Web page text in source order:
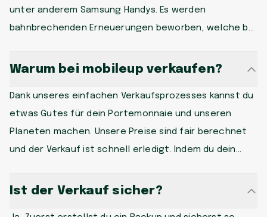
unter anderem Samsung Handys. Es werden
bahnbrechenden Erneuerungen beworben, welche bei
Obwohl oft noch voll funktionsfähig, wird auf das
Handy verstaubt im Schrank. mobileup biet dir eine
Chance, dies zu vermeiden, indem wir dein
gebrauchtes Handy für einen exklusiven Preis
ankaufen. Wähle jetzt die ressourcensparende und
unterstütze mit deiner Entscheidung den
Warum bei mobileup verkaufen?
Dank unseres einfachen Verkaufsprozesses kannst du
etwas Gutes für dein Portemonnaie und unseren
Planeten machen. Unsere Preise sind fair berechnet
und der Verkauf ist schnell erledigt. Indem du dein
Elektroschrott und CO2 zu vermeiden. Ein grosses
Ist der Verkauf sicher?